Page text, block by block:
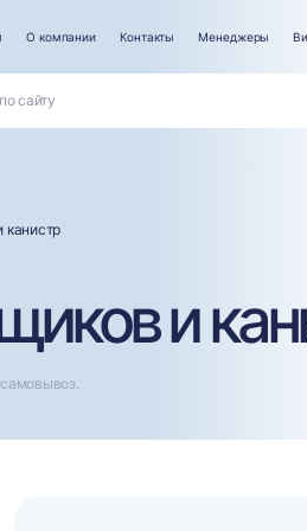
О компании Контакты Менеджеры
и